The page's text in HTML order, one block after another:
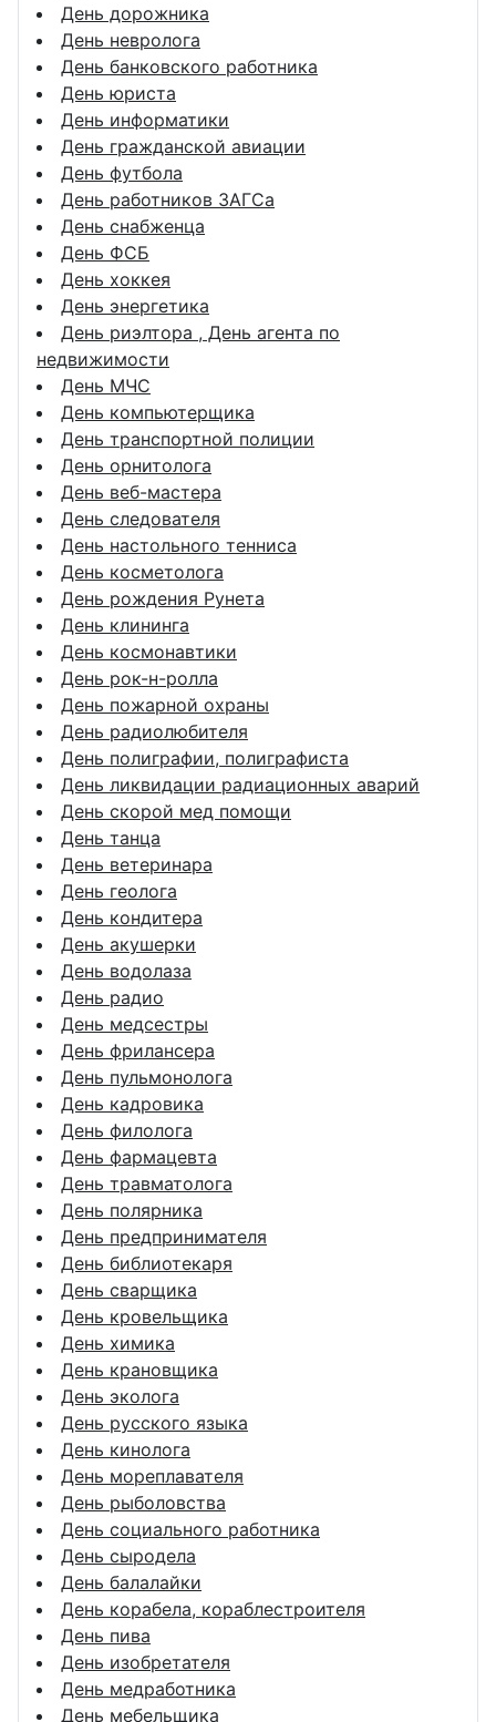
День дорожника
День невролога
День банковского работника
День юриста
День информатики
День гражданской авиации
День футбола
День работников ЗАГСа
День снабженца
День ФСБ
День хоккея
День энергетика
День риэлтора , День агента по
недвижимости
День МЧС
День компьютерщика
День транспортной полиции
День орнитолога
День веб-мастера
День следователя
День настольного тенниса
День косметолога
День рождения Рунета
День клининга
День космонавтики
День рок-н-ролла
День пожарной охраны
День радиолюбителя
День полиграфии, полиграфиста
День ликвидации радиационных аварий
День скорой мед помощи
День танца
День ветеринара
День геолога
День кондитера
День акушерки
День водолаза
День радио
День медсестры
День фрилансера
День пульмонолога
День кадровика
День филолога
День фармацевта
День травматолога
День полярника
День предпринимателя
День библиотекаря
День сварщика
День кровельщика
День химика
День крановщика
День эколога
День русского языка
День кинолога
День мореплавателя
День рыболовства
День социального работника
День сыродела
День балалайки
День корабела, кораблестроителя
День пива
День изобретателя
День медработника
День мебельщика